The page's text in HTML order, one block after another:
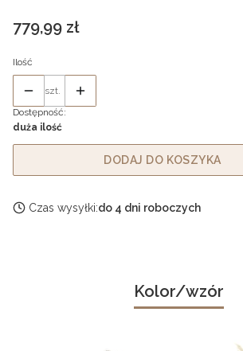
Cena
779,99 zł
Ilość
szt.
Dostępność:
duża ilość
DODAJ DO KOSZYKA
Czas wysyłki:do 4 dni roboczych
Kolor/wzór